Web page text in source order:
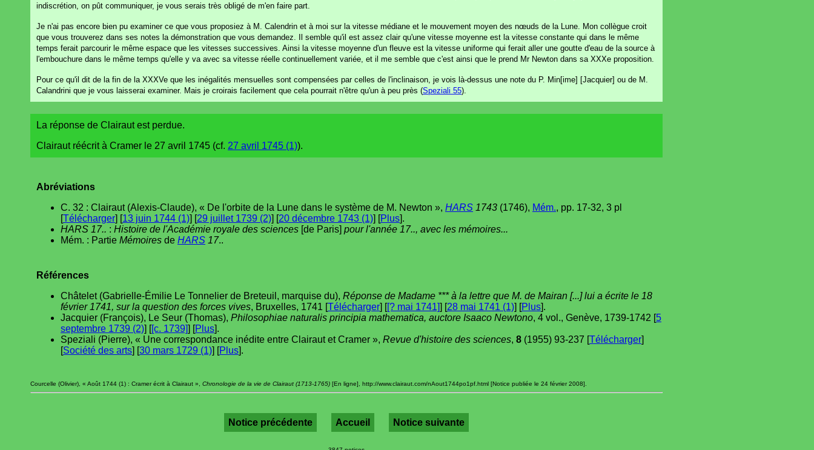
indiscrétion, on pût communiquer, je vous serais très obligé de m'en faire part.
Je n'ai pas encore bien pu examiner ce que vous proposiez à M. Calendrin et à moi sur la vitesse médiane et le mouvement moyen des nœuds de la Lune. Mon collègue croit
que vous trouverez dans ses notes la démonstration que vous demandez. Il semble qu'il est assez clair qu'une vitesse moyenne est la vitesse constante qui dans le même
temps ferait parcourir le même espace que les vitesses successives. Ainsi la vitesse moyenne d'un fleuve est la vitesse uniforme qui ferait aller une goutte d'eau de la source à
l'embouchure dans le même temps qu'elle y va avec sa vitesse réelle continuellement variée, et il me semble que c'est ainsi que le prend Mr Newton dans sa XXXe proposition.
Pour ce qu'il dit de la fin de la XXXVe que les inégalités mensuelles sont compensées par celles de l'inclinaison, je vois là-dessus une note du P. Min[ime] [Jacquier] ou de M.
Calandrini que je vous laisserai examiner. Mais je croirais facilement que cela pourrait n'être qu'un à peu près (Speziali 55).
La réponse de Clairaut est perdue.
Clairaut réécrit à Cramer le 27 avril 1745 (cf. 27 avril 1745 (1)).
Abréviations
C. 32 : Clairaut (Alexis-Claude), « De l'orbite de la Lune dans le système de M. Newton », HARS 1743 (1746), Mém., pp. 17-32, 3 pl
[Télécharger] [13 juin 1744 (1)] [29 juillet 1739 (2)] [20 décembre 1743 (1)] [Plus].
HARS 17.. : Histoire de l'Académie royale des sciences [de Paris] pour l'année 17.., avec les mémoires...
Mém. : Partie Mémoires de HARS 17..
Références
Châtelet (Gabrielle-Émilie Le Tonnelier de Breteuil, marquise du), Réponse de Madame *** à la lettre que M. de Mairan [...] lui a écrite le 18
février 1741, sur la question des forces vives, Bruxelles, 1741 [Télécharger] [[? mai 1741]] [28 mai 1741 (1)] [Plus].
Jacquier (François), Le Seur (Thomas), Philosophiae naturalis principia mathematica, auctore Isaaco Newtono, 4 vol., Genève, 1739-1742 [5
septembre 1739 (2)] [[c. 1739]] [Plus].
Speziali (Pierre), « Une correspondance inédite entre Clairaut et Cramer », Revue d'histoire des sciences, 8 (1955) 93-237 [Télécharger]
[Société des arts] [30 mars 1729 (1)] [Plus].
Courcelle (Olivier), « Août 1744 (1) : Cramer écrit à Clairaut », Chronologie de la vie de Clairaut (1713-1765) [En ligne], http://www.clairaut.com/nAout1744po1pf.html [Notice publiée le 24 février 2008].
Notice précédente Accueil Notice suivante